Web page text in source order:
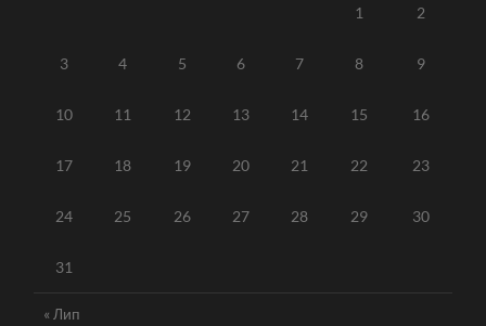
1 2
3 4 5 6 7 8 9
10 11 12 13 14 15 16
17 18 19 20 21 22 23
24 25 26 27 28 29 30
31
« Лип